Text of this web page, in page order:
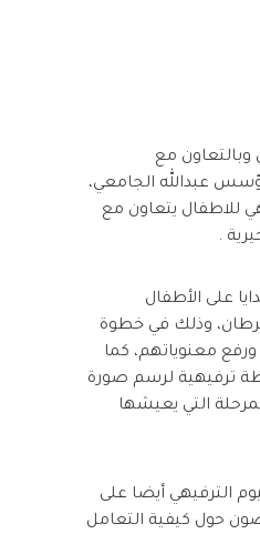
وبالتعاون مع
عبدالله الجامعي،
للاطفال يتعاون مع
.
على الأطفال
وذلك في خطوة
معنوياتهم، كما
ترفيهية لرسم صورة
التي يعيشها
الترفيهي أيضا على
حول كيفية التعامل